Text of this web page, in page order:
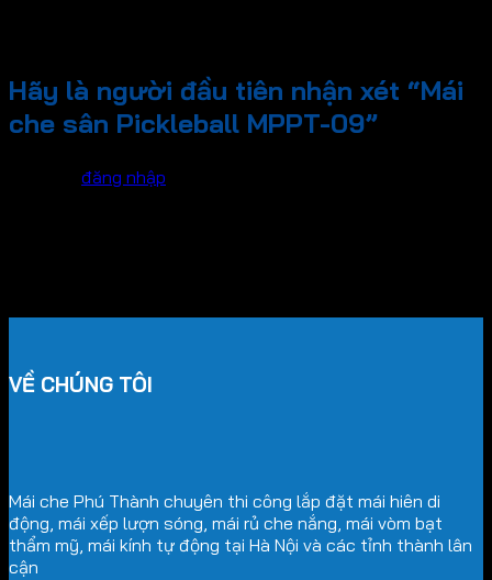
Hãy là người đầu tiên nhận xét “Mái
che sân Pickleball MPPT-09”
đăng nhập
VỀ CHÚNG TÔI
Mái che Phú Thành chuyên thi công lắp đặt mái hiên di
động, mái xếp lượn sóng, mái rủ che nắng, mái vòm bạt
thẩm mỹ, mái kính tự động tại Hà Nội và các tỉnh thành lân
cận